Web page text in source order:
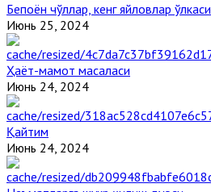
Бепоён чўллар, кенг яйловлар ўлкаси
Июнь 25, 2024
Ҳаёт-мамот масаласи
Июнь 24, 2024
Қайтим
Июнь 24, 2024